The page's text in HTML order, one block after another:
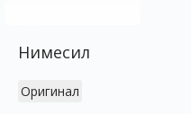
Нимесил
Оригинал